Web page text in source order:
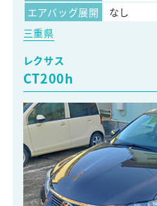
エアバッグ展開
なし
三重県
レクサス
CT200h